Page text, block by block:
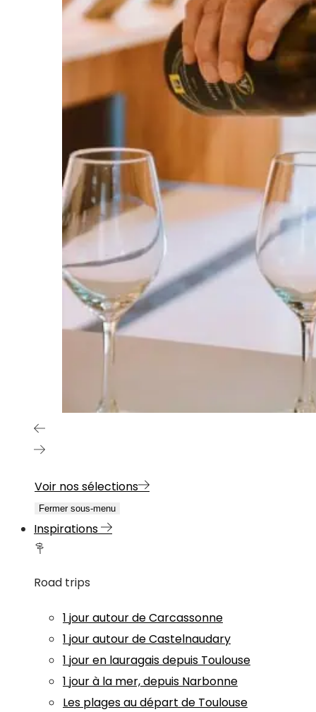
Voir nos sélections
Fermer sous-menu
Inspirations
Road trips
1 jour autour de Carcassonne
1 jour autour de Castelnaudary
1 jour en lauragais depuis Toulouse
1 jour à la mer, depuis Narbonne
Les plages au départ de Toulouse